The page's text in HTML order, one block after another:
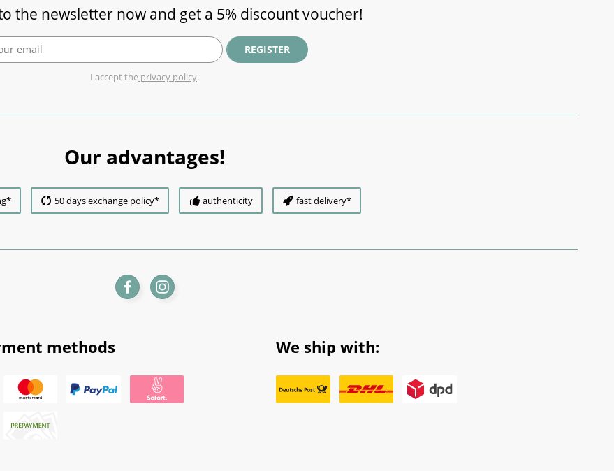
the newsletter now and get a 5% discount voucher!
REGISTER
I accept the privacy policy.
Our advantages!
50 days exchange policy* authenticity fast delivery*
methods We ship with: